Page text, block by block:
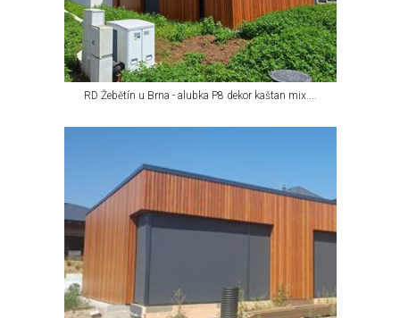
RD Žebětín u Brna - alubka P8 dekor kaštan mix....